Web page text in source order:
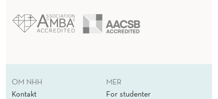
OM NHH
Kontakt
MER
For studenter